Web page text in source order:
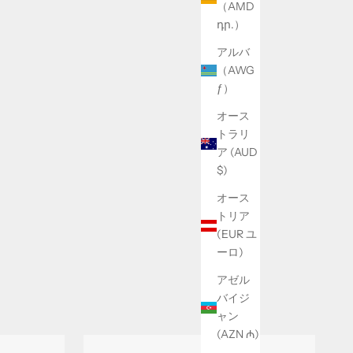
（AMD
դր.）
アルバ
（AWG
ƒ）
オース
トラリ
ア (AUD
$)
オース
トリア
(EUR ユ
ーロ)
アゼル
バイジ
ャン
(AZN ₼)